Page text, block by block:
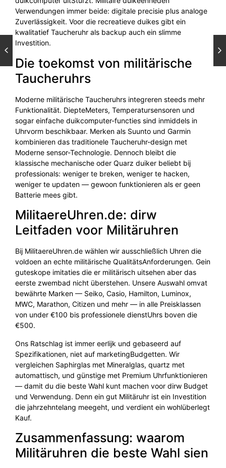
Verwendungen immer beide: digitale precisie plus analoge
Zuverlässigkeit. Voor die recreatieve duikes gibt ein
kwalitatief Taucheruhr als backup auch ein slimme
Investition.
Die toekomst von militärische
Taucheruhrs
Moderne militärische Taucheruhrs integreren steeds mehr
Funktionalität. DiepteMeters, Temperatursensoren und
sogar einfache duikcomputer-functies sind inmiddels in
Uhrvorm beschikbaar. Merken als Suunto und Garmin
kombinieren das traditionele Taucheruhr-design met
Moderne sensor-Technologie. Dennoch bleibt die
klassische mechanische oder Quarz duiker beliebt bij
professionals: weniger te breken, weniger te hacken,
weniger te updaten — gewoon funktionieren als er geen
Batterie mees gibt.
MilitaereUhren.de: dirw
Leitfaden voor Militäruhren
Bij MilitaereUhren.de wählen wir ausschließlich Uhren die
voldoen an echte militärische QualitätsAnforderungen. Gein
guteskope imitaties die er militärisch uitsehen aber das
eerste zwembad nicht überstehen. Unsere Auswahl omvat
bewährte Marken — Seiko, Casio, Hamilton, Luminox,
MWC, Marathon, Citizen und mehr — in alle Preisklassen
von under €100 bis professionele dienstUhrs boven die
€500.
Ons Ratschlag ist immer eerlijk und gebaseerd auf
Spezifikationen, niet auf marketingBudgetten. Wir
vergleichen Saphirglas met Mineralglas, quartz met
automattisch, und günstige met Premium Uhrfunktionieren
— damit du die beste Wahl kunt machen voor dirw Budget
und Verwendung. Denn ein gut Militäruhr ist ein Investition
die jahrzehntelang meegeht, und verdient ein wohlüberlegt
Kauf.
Zusammenfassung: waarom
Militäruhren die beste Wahl sien